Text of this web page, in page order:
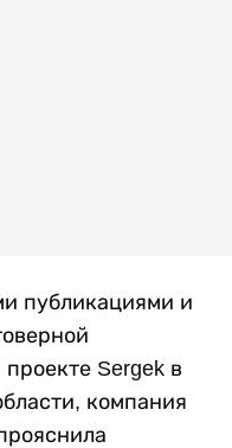
публикациями и
Sergek в
компания